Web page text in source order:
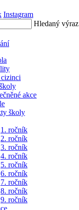
Instagram
Hledaný výraz
akce
školy
1. ročník
2. ročník
3. ročník
4. ročník
5. ročník
6. ročník
7. ročník
8. ročník
9. ročník